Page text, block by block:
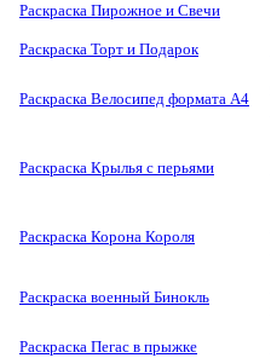
Раскраска Пирожное и Свечи
Раскраска Торт и Подарок
Раскраска Велосипед формата А4
Раскраска Крылья с перьями
Раскраска Корона Короля
Раскраска военный Бинокль
Раскраска Пегас в прыжке